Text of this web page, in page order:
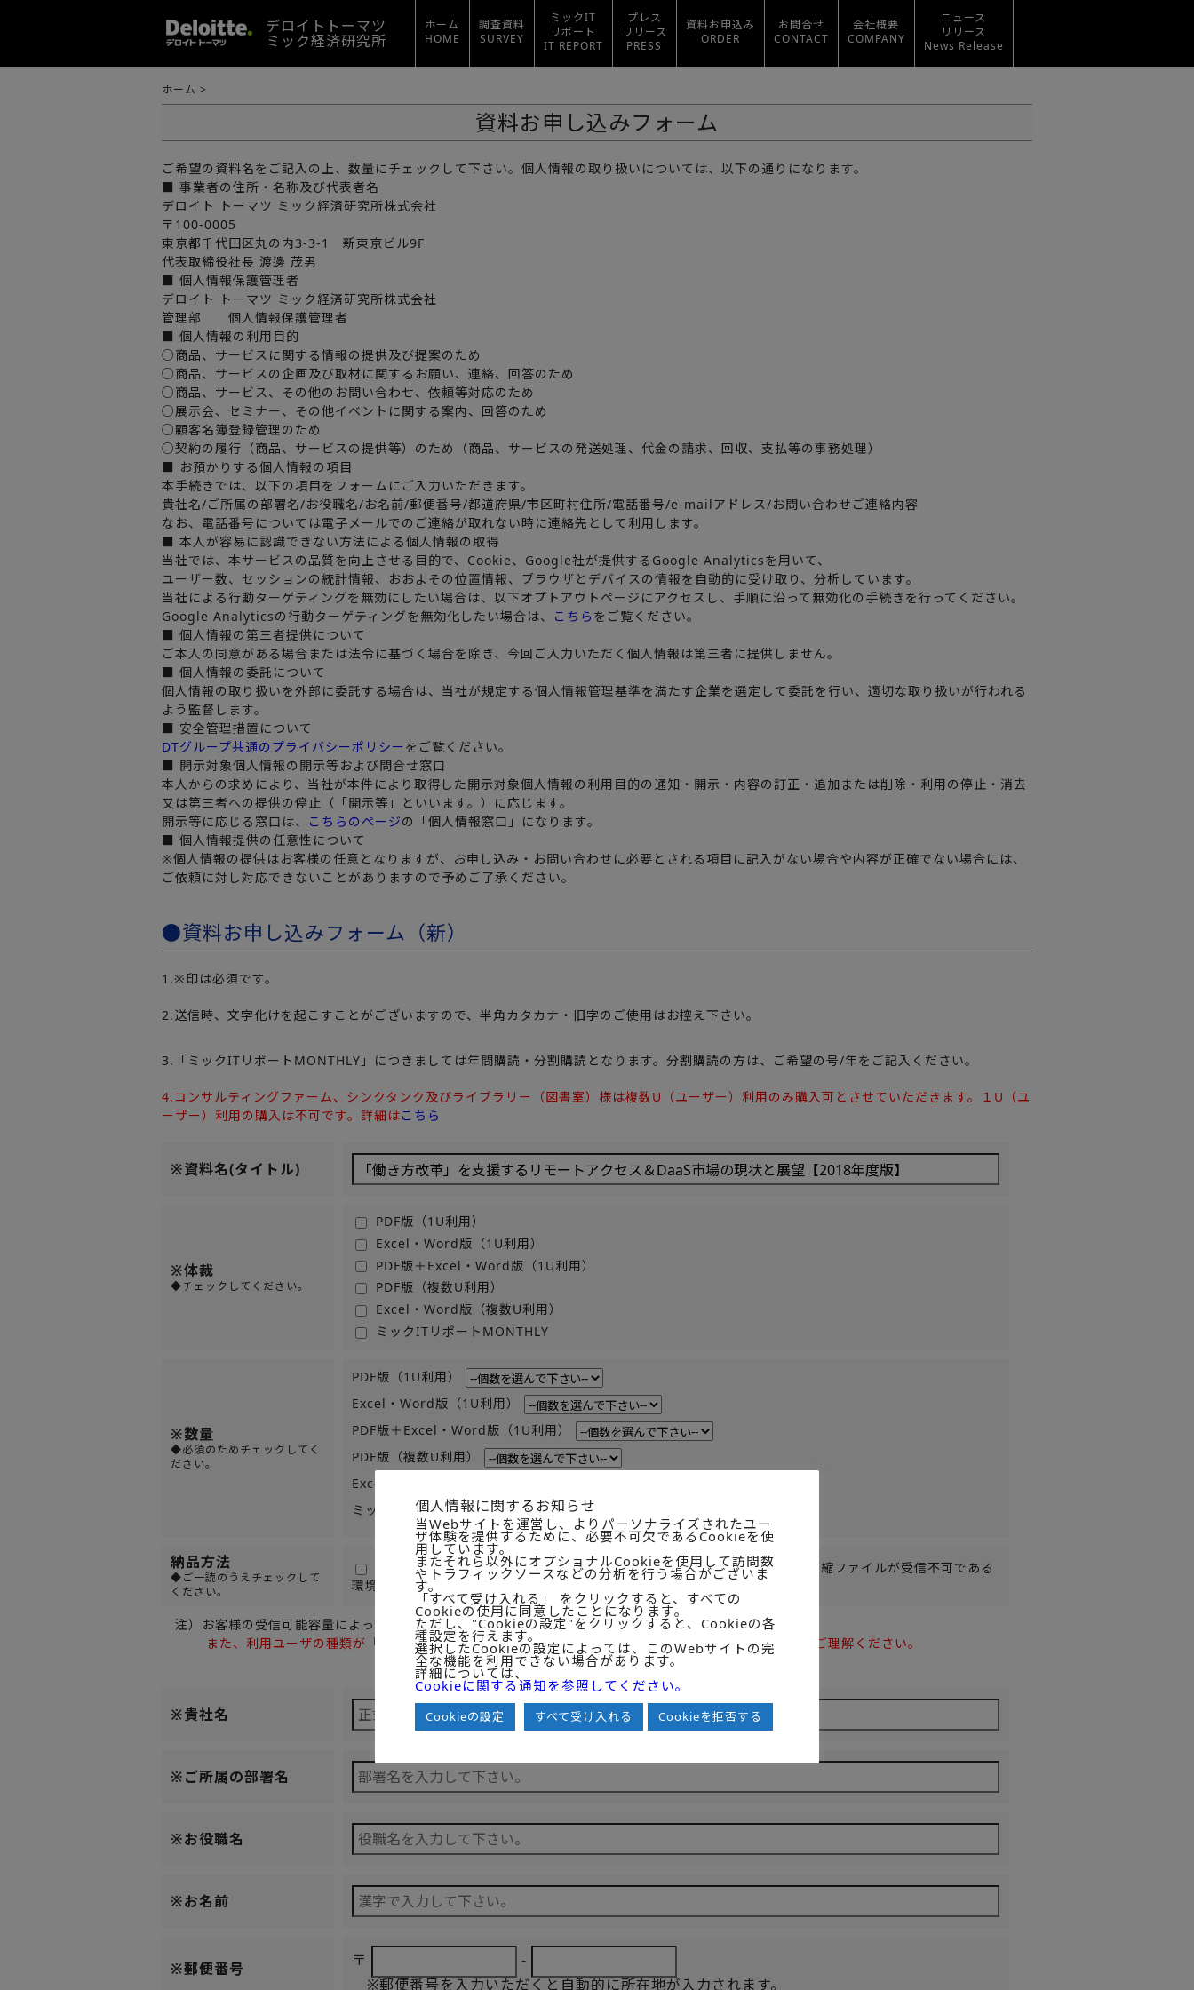
デロイトトーマツ
ミック経済研究所
ホーム
HOME
調査資料
SURVEY
ミックIT
リポート
IT REPORT
プレス
リリース
PRESS
資料お申込み
ORDER
お問合せ
CONTACT
会社概要
COMPANY
ニュース
リリース
News Release
ホーム >
資料お申し込みフォーム
ご希望の資料名をご記入の上、数量にチェックして下さい。個人情報の取り扱いについては、以下の通りになります。
■ 事業者の住所・名称及び代表者名
デロイト トーマツ ミック経済研究所株式会社
〒100-0005
東京都千代田区丸の内3-3-1 新東京ビル9F
代表取締役社長 渡邊 茂男
■ 個人情報保護管理者
デロイト トーマツ ミック経済研究所株式会社
管理部 個人情報保護管理者
■ 個人情報の利用目的
○商品、サービスに関する情報の提供及び提案のため
○商品、サービスの企画及び取材に関するお願い、連絡、回答のため
○商品、サービス、その他のお問い合わせ、依頼等対応のため
○展示会、セミナー、その他イベントに関する案内、回答のため
○顧客名簿登録管理のため
○契約の履行（商品、サービスの提供等）のため（商品、サービスの発送処理、代金の請求、回収、支払等の事務処理）
■ お預かりする個人情報の項目
本手続きでは、以下の項目をフォームにご入力いただきます。
貴社名/ご所属の部署名/お役職名/お名前/郵便番号/都道府県/市区町村住所/電話番号/e-mailアドレス/お問い合わせご連絡内容
なお、電話番号については電子メールでのご連絡が取れない時に連絡先として利用します。
■ 本人が容易に認識できない方法による個人情報の取得
当社では、本サービスの品質を向上させる目的で、Cookie、Google社が提供するGoogle Analyticsを用いて、
ユーザー数、セッションの統計情報、おおよその位置情報、ブラウザとデバイスの情報を自動的に受け取り、分析しています。
当社による行動ターゲティングを無効にしたい場合は、以下オプトアウトページにアクセスし、手順に沿って無効化の手続きを行ってください。
Google Analyticsの行動ターゲティングを無効化したい場合は、
こちら をご覧ください。
■ 個人情報の第三者提供について
ご本人の同意がある場合または法令に基づく場合を除き、今回ご入力いただく個人情報は第三者に提供しません。
■ 個人情報の委託について
個人情報の取り扱いを外部に委託する場合は、当社が規定する個人情報管理基準を満たす企業を選定して委託を行い、適切な取り扱いが行われる
よう監督します。
■ 安全管理措置について
DTグループ共通のプライバシーポリシー をご覧ください。
■ 開示対象個人情報の開示等および問合せ窓口
本人からの求めにより、当社が本件により取得した開示対象個人情報の利用目的の通知・開示・内容の訂正・追加または削除・利用の停止・消去
又は第三者への提供の停止（「開示等」といいます。）に応じます。
開示等に応じる窓口は、
こちらのページの「個人情報窓口」になります。
■ 個人情報提供の任意性について
※個人情報の提供はお客様の任意となりますが、お申し込み・お問い合わせに必要とされる項目に記入がない場合や内容が正確でない場合には、
ご依頼に対し対応できないことがありますので予めご了承ください。
●資料お申し込みフォーム（新）
1.※印は必須です。
2.送信時、文字化けを起こすことがございますので、半角カタカナ・旧字のご使用はお控え下さい。
3.「ミックITリポートMONTHLY」につきましては年間購読・分割購読となります。分割購読の方は、ご希望の号/年をご記入ください。
4.コンサルティングファーム、シンクタンク及びライブラリー（図書室）様は複数U（ユーザー）利用のみ購入可とさせていただきます。１U（ユ
ーザー）利用の購入は不可です。詳細はこちら
※資料名(タイトル)
※体裁
◆チェックしてください。
PDF版（1U利用）
Excel・Word版（1U利用）
PDF版＋Excel・Word版（1U利用）
PDF版（複数U利用）
Excel・Word版（複数U利用）
ミックITリポートMONTHLY
※数量
◆必須のためチェックしてく
ださい。
PDF版（1U利用）
Excel・Word版（1U利用）
PDF版＋Excel・Word版（1U利用）
PDF版（複数U利用）
Excel・Word版（複数U利用）
ミックITリポートMONTHLY
納品方法
◆ご一読のうえチェックして
ください。
ZIPファイルもしくはダウンロードリンクで納品させていただきます。※圧縮ファイルが受信不可である
環境の場合は、備考欄に「圧縮ファイル受信不可」とご記載ください。
注）お客様の受信可能容量によっては電子ファイルを分割して送信するケースが出ることをご了承ください。
また、利用ユーザの種類が「１U」の場合のみ分割後の結合は仕様上不可となりますので、あらかじめご理解ください。
※貴社名
※ご所属の部署名
※お役職名
※お名前
※郵便番号 〒
-
※郵便番号を入力いただくと自動的に所在地が入力されます。
個人情報に関するお知らせ
当Webサイトを運営し、よりパーソナライズされたユー
ザ体験を提供するために、必要不可欠であるCookieを使
用しています。
またそれら以外にオプショナルCookieを使用して訪問数
やトラフィックソースなどの分析を行う場合がございま
す。
「すべて受け入れる」 をクリックすると、すべての
Cookieの使用に同意したことになります。
ただし、"Cookieの設定"をクリックすると、Cookieの各
種設定を行えます。
選択したCookieの設定によっては、このWebサイトの完
全な機能を利用できない場合があります。
詳細については、
Cookieに関する通知を参照してください。
Cookieの設定 すべて受け入れる Cookieを拒否する